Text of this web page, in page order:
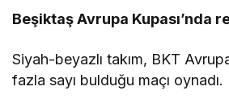
Beşiktaş Avrupa Kupası’nda
Siyah-beyazlı takım, BKT
fazla sayı bulduğu maçı oynadı.